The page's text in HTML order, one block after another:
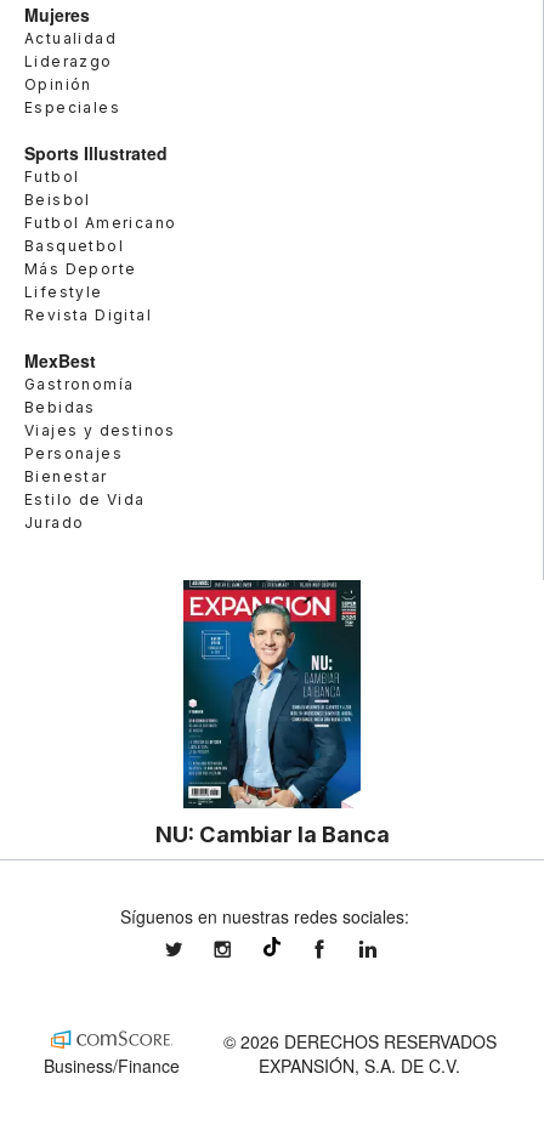
Mujeres
Actualidad
Liderazgo
Opinión
Especiales
Sports Illustrated
Futbol
Beisbol
Futbol Americano
Basquetbol
Más Deporte
Lifestyle
Revista Digital
MexBest
Gastronomía
Bebidas
Viajes y destinos
Personajes
Bienestar
Estilo de Vida
Jurado
NU: Cambiar la Banca
Síguenos en nuestras redes sociales:
expansionmxexpansionmx ExpansionMex
Business/Finance
© 2026 DERECHOS RESERVADOS
EXPANSIÓN, S.A. DE C.V.